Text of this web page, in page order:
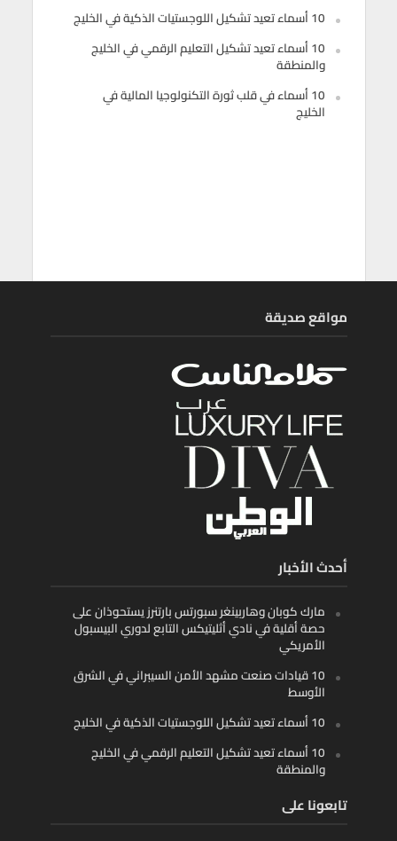
10 أسماء تعيد تشكيل اللوجستيات الذكية في الخليج
10 أسماء تعيد تشكيل التعليم الرقمي في الخليج
والمنطقة
10 أسماء في قلب ثورة التكنولوجيا المالية في
الخليج
مواقع صديقة
أحدث الأخبار
مارك كوبان وهاربينغر سبورتس بارتنرز يستحوذان على
حصة أقلية في نادي أثليتيكس التابع لدوري البيسبول
الأمريكي
10 قيادات صنعت مشهد الأمن السيبراني في الشرق
الأوسط
10 أسماء تعيد تشكيل اللوجستيات الذكية في الخليج
10 أسماء تعيد تشكيل التعليم الرقمي في الخليج
والمنطقة
تابعونا على